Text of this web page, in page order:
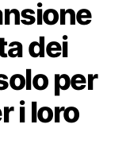
dei
per
i loro